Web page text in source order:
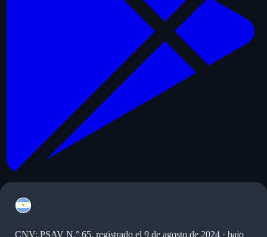
CNV: PSAV N.° 65, registrado el 9 de agosto de 2024 · bajo